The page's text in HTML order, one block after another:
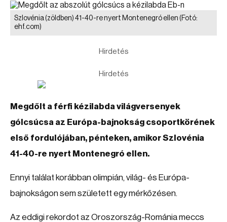
Szlovénia (zöldben) 41-40-re nyert Montenegró ellen (Fotó:
ehf.com)
Hirdetés
Hirdetés
Megdőlt a férfi kézilabda világversenyek
gólcsúcsa az Európa-bajnokság csoportkörének
első fordulójában, pénteken, amikor Szlovénia
41-40-re nyert Montenegró ellen.
Ennyi találat korábban olimpián, világ- és Európa-
bajnokságon sem született egy mérkőzésen.
Az eddigi rekordot az Oroszország-Románia meccs